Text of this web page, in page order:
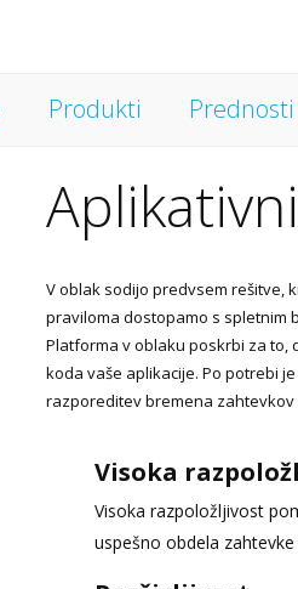
Produkti
V oblak sodijo predvsem rešitve,
praviloma dostopamo s spletnim
Platforma v oblaku poskrbi za to,
koda vaše aplikacije. Po potrebi
razporeditev bremena zahtevkov
Visoka
Visoka razpoložljivost
uspešno obdela